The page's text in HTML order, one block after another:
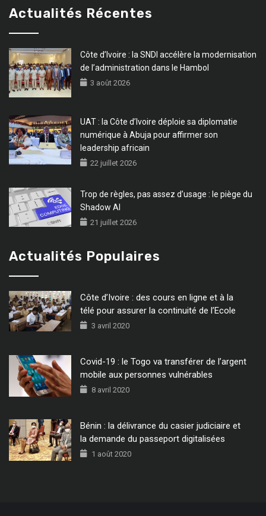
Actualités Récentes
Côte d’Ivoire : la SNDI accélère la modernisation
de l’administration dans le Hambol
3 août 2026
UAT : la Côte d’Ivoire déploie sa diplomatie
numérique à Abuja pour affirmer son
leadership africain
22 juillet 2026
Trop de règles, pas assez d’usage : le piège du
Shadow AI
21 juillet 2026
Actualités Populaires
Côte d’Ivoire : des cours en ligne et à la
télé pour assurer la continuité de l’Ecole
3 avril 2020
Covid-19 : le Togo va transférer de l’argent
mobile aux personnes vulnérables
8 avril 2020
Bénin : la délivrance du casier judiciaire et
la demande du passeport digitalisées
1 août 2020